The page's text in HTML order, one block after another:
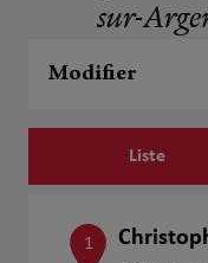
sur-
Modifier
Liste
1